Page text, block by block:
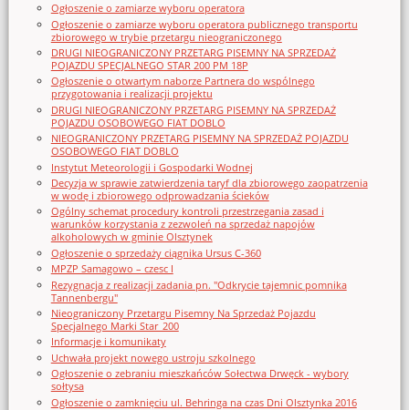
Ogłoszenie o zamiarze wyboru operatora
Ogłoszenie o zamiarze wyboru operatora publicznego transportu
zbiorowego w trybie przetargu nieograniczonego
DRUGI NIEOGRANICZONY PRZETARG PISEMNY NA SPRZEDAŻ
POJAZDU SPECJALNEGO STAR 200 PM 18P
Ogłoszenie o otwartym naborze Partnera do wspólnego
przygotowania i realizacji projektu
DRUGI NIEOGRANICZONY PRZETARG PISEMNY NA SPRZEDAŻ
POJAZDU OSOBOWEGO FIAT DOBLO
NIEOGRANICZONY PRZETARG PISEMNY NA SPRZEDAŻ POJAZDU
OSOBOWEGO FIAT DOBLO
Instytut Meteorologii i Gospodarki Wodnej
Decyzja w sprawie zatwierdzenia taryf dla zbiorowego zaopatrzenia
w wodę i zbiorowego odprowadzania ścieków
Ogólny schemat procedury kontroli przestrzegania zasad i
warunków korzystania z zezwoleń na sprzedaż napojów
alkoholowych w gminie Olsztynek
Ogłoszenie o sprzedaży ciągnika Ursus C-360
MPZP Samagowo – czesc I
Rezygnacja z realizacji zadania pn. "Odkrycie tajemnic pomnika
Tannenbergu"
Nieograniczony Przetargu Pisemny Na Sprzedaż Pojazdu
Specjalnego Marki Star_200
Informacje i komunikaty
Uchwała projekt nowego ustroju szkolnego
Ogłoszenie o zebraniu mieszkańców Sołectwa Drwęck - wybory
sołtysa
Ogłoszenie o zamknięciu ul. Behringa na czas Dni Olsztynka 2016